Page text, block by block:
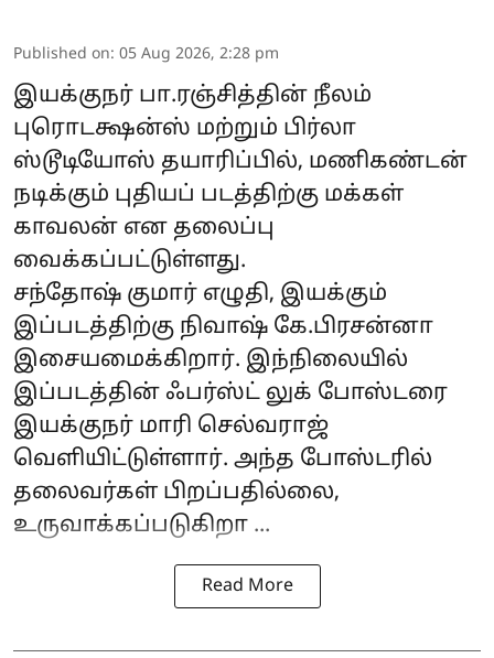
Published on: 05 Aug 2026, 2:28 pm
இயக்குநர் பா.ரஞ்சித்தின் நீலம்
புரொடக்ஷன்ஸ் மற்றும் பிர்லா
ஸ்டூடியோஸ் தயாரிப்பில், மணிகண்டன்
நடிக்கும் புதியப் படத்திற்கு மக்கள்
காவலன் என தலைப்பு
வைக்கப்பட்டுள்ளது.
சந்தோஷ் குமார் எழுதி, இயக்கும்
இப்படத்திற்கு நிவாஷ் கே.பிரசன்னா
இசையமைக்கிறார். இந்நிலையில்
இப்படத்தின் ஃபர்ஸ்ட் லுக் போஸ்டரை
இயக்குநர் மாரி செல்வராஜ்
வெளியிட்டுள்ளார். அந்த போஸ்டரில்
தலைவர்கள் பிறப்பதில்லை,
உருவாக்கப்படுகிறா ...
Read More